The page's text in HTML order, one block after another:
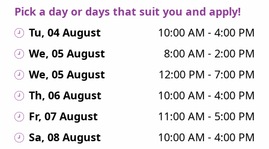
Pick a day or days that suit you and apply!
Tu, 04 August
10:00 AM - 4:00 PM
We, 05 August
8:00 AM - 2:00 PM
We, 05 August
12:00 PM - 7:00 PM
Th, 06 August
10:00 AM - 4:00 PM
Fr, 07 August
11:00 AM - 5:00 PM
Sa, 08 August
10:00 AM - 4:00 PM